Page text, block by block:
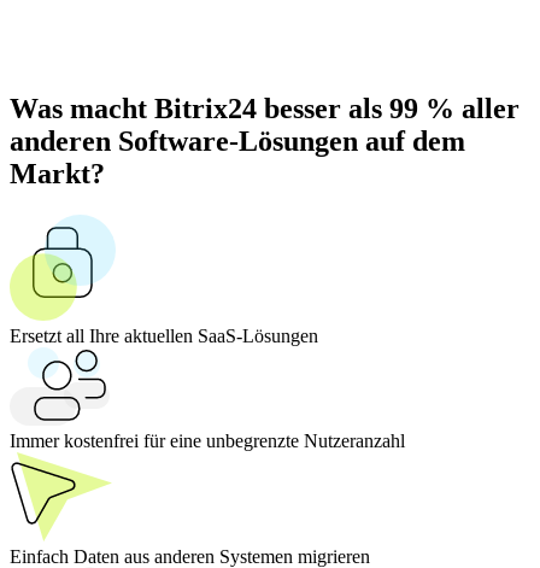
Was macht Bitrix24 besser als 99 % aller
anderen Software-Lösungen auf dem
Markt?
Ersetzt all Ihre aktuellen SaaS-Lösungen
Immer kostenfrei für eine unbegrenzte Nutzeranzahl
Einfach Daten aus anderen Systemen migrieren